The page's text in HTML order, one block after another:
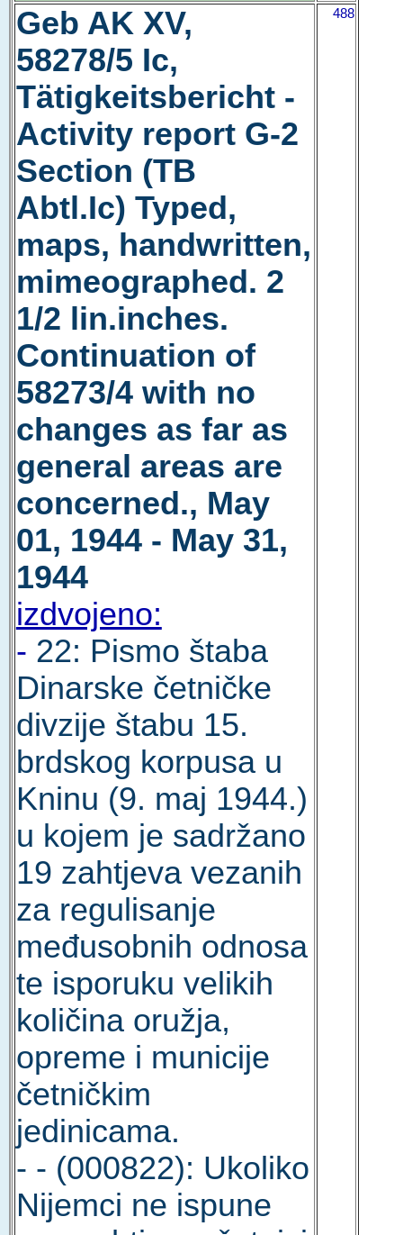
Geb AK XV,
58278/5 Ic,
Tätigkeitsbericht -
Activity report G-2
Section (TB
Abtl.Ic) Typed,
maps, handwritten,
mimeographed. 2
1/2 lin.inches.
Continuation of
58273/4 with no
changes as far as
general areas are
concerned., May
01, 1944 - May 31,
1944
izdvojeno:
- 22: Pismo štaba
Dinarske četničke
divzije štabu 15.
brdskog korpusa u
Kninu (9. maj 1944.)
u kojem je sadržano
19 zahtjeva vezanih
za regulisanje
međusobnih odnosa
te isporuku velikih
količina oružja,
opreme i municije
četničkim
jedinicama.
- - (000822): Ukoliko
Nijemci ne ispune
488